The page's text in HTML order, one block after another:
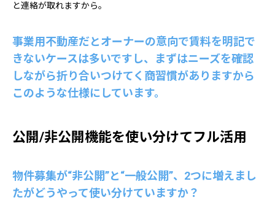
と連絡が取れますから。
事業用不動産だとオーナーの意向で賃料を明記で
きないケースは多いですし、まずはニーズを確認
しながら折り合いつけてく商習慣がありますから
このような仕様にしています。
公開/非公開機能を使い分けてフル活用
物件募集が“非公開”と“一般公開”、2つに増えまし
たがどうやって使い分けていますか？